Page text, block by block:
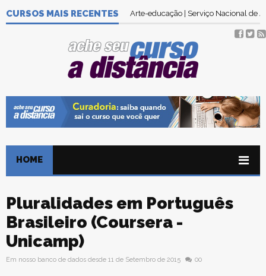
CURSOS MAIS RECENTES Arte-educação | Serviço Nacional de
HOME
Pluralidades em Português
Brasileiro (Coursera -
Unicamp)
Em nosso banco de dados desde 11 de Setembro de 2015 00